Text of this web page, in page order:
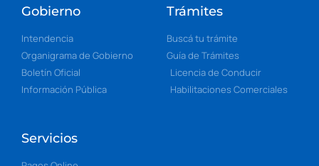
Gobierno
Intendencia
Organigrama de Gobierno
Boletín Oficial
Información Pública
Trámites
Buscá tu trámite
Guía de Trámites
Licencia de Conducir
Habilitaciones Comerciales
Servicios